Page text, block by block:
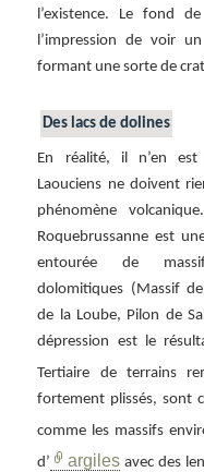
l’existence. Le fond
l’impression de voir
formant une sorte de
Des lacs de dolines
En réalité, il n’en
Laouciens ne doivent
phénomène
Roquebrussanne est
entourée de
dolomitiques (Massif
de la Loube, Pilon de
dépression est le
Tertiaire de terrains
fortement plissés, sont
comme les massifs
d’
argiles avec des